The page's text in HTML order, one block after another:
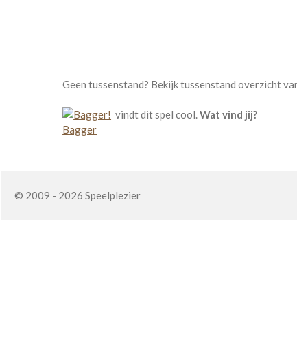
Geen tussenstand? Bekijk tussenstand overzicht
Bagger
vindt dit spel cool.Wat vind jij?
© 2009 - 2026 Speelplezier